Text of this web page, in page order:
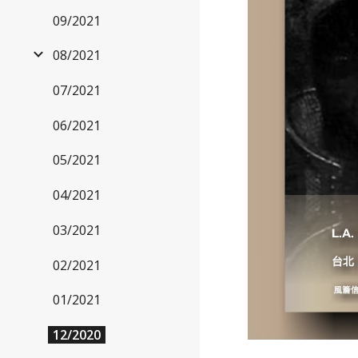
09/2021
08/2021
07/2021
06/2021
05/2021
04/2021
03/2021
02/2021
01/2021
12/2020